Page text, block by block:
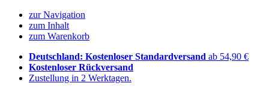
zur Navigation
zum Inhalt
zum Warenkorb
Deutschland: Kostenloser Standardversand ab 54,90 €
Kostenloser Rückversand
Zustellung in 2 Werktagen.